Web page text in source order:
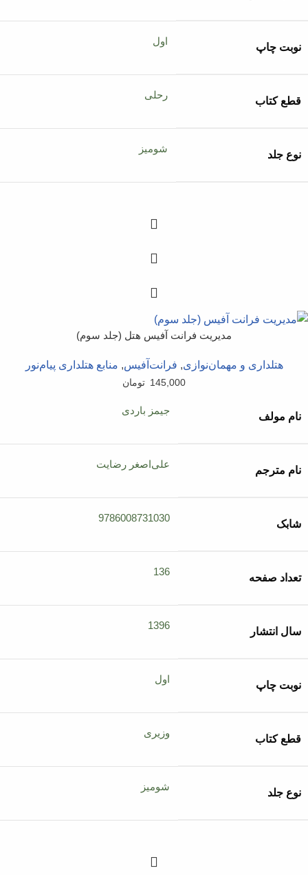
نوبت چاپ
اول
قطع کتاب
رحلی
نوع جلد
شومیز
مدیریت فرانت آفیس هتل (جلد سوم)
هتلداری و مهمان‌نوازی, فرانت‌آفیس, منابع هتلداری پیام‌نور
145,000 تومان
نام مولف
جیمز باردی
نام مترجم
علی‌اصغر رضایت
شابک
9786008731030
تعداد صفحه
136
سال انتشار
1396
نوبت چاپ
اول
قطع کتاب
وزیری
نوع جلد
شومیز